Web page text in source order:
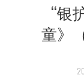
映像快讯
“银
童》